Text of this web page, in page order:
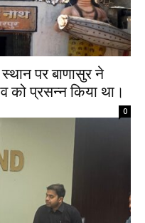
पर बाणासुर ने
को प्रसन्‍न किया था।
0